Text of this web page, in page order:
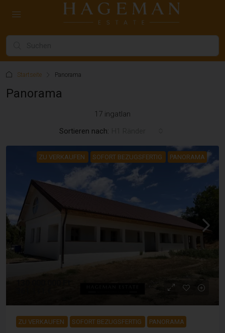
Startseite Panorama
Panorama
17 ingatlan
Sortieren nach:
ZU VERKAUFEN SOFORT BEZUGSFERTIG PANORAMA
ZU VERKAUFEN SOFORT BEZUGSFERTIG PANORAMA